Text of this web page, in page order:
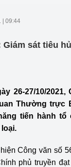
mại,
Hoạt
Lịch
09:44
sát tiêu
26-27/10/
Thường trực
tiến hành tổ
Công văn số
phủ truyền